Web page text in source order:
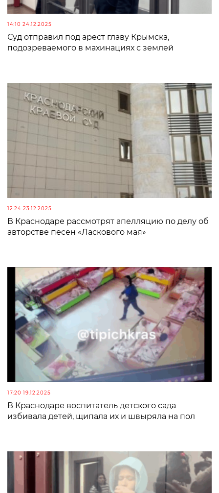
14:10 24.12.2025
Суд отправил под арест главу Крымска,
подозреваемого в махинациях с землей
12:24 23.12.2025
В Краснодаре рассмотрят апелляцию по делу об
авторстве песен «Ласкового мая»
17:20 19.12.2025
В Краснодаре воспитатель детского сада
избивала детей, щипала их и швыряла на пол